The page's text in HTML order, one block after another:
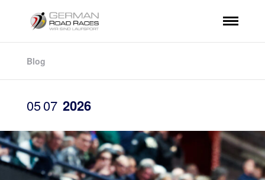
Blog
0507 2026